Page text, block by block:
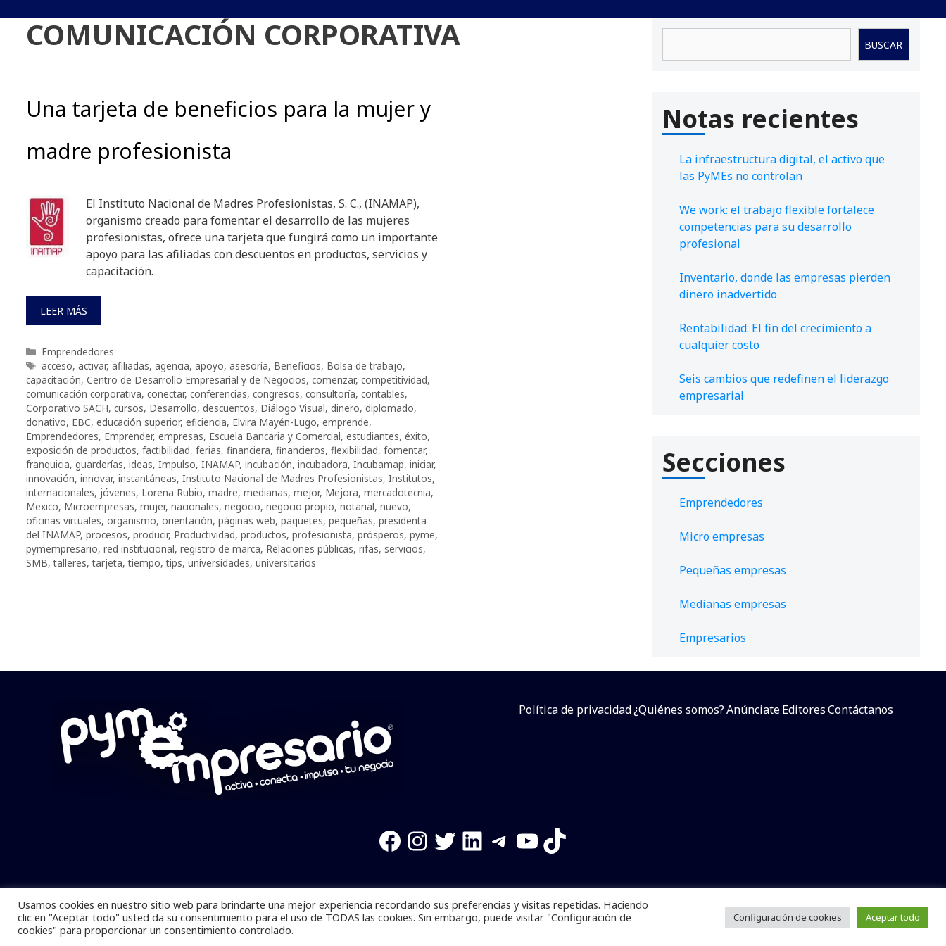
COMUNICACIÓN CORPORATIVA
Una tarjeta de beneficios para la mujer y
madre profesionista
El Instituto Nacional de Madres Profesionistas, S. C., (INAMAP),
organismo creado para fomentar el desarrollo de las mujeres
profesionistas, ofrece una tarjeta que fungirá como un importante
apoyo para las afiliadas con descuentos en productos, servicios y
capacitación.
LEER MÁS
Categorías
Emprendedores
Etiquetas
acceso, activar, afiliadas, agencia, apoyo, asesoría, Beneficios, Bolsa de trabajo,
capacitación, Centro de Desarrollo Empresarial y de Negocios, comenzar, competitividad,
comunicación corporativa, conectar, conferencias, congresos, consultoría, contables,
Corporativo SACH, cursos, Desarrollo, descuentos, Diálogo Visual, dinero, diplomado,
donativo, EBC, educación superior, eficiencia, Elvira Mayén-Lugo, emprende,
Emprendedores, Emprender, empresas, Escuela Bancaria y Comercial, estudiantes, éxito,
exposición de productos, factibilidad, ferias, financiera, financieros, fle­xi­bi­li­dad, fomentar,
franquicia, guarderías, ideas, Impulso, INAMAP, incubación, incubadora, Incubamap, iniciar,
innovación, innovar, instantáneas, Instituto Nacional de Madres Profesionistas, Institutos,
internacionales, jóvenes, Lorena Rubio, madre, medianas, mejor, Mejora, mercadotecnia,
Mexico, Microempresas, mujer, nacionales, negocio, negocio propio, notarial, nuevo,
oficinas virtuales, organismo, orientación, páginas web, paquetes, pequeñas, presidenta
del INAMAP, procesos, producir, Productividad, productos, profesionista, prósperos, pyme,
pymempresario, red institucional, registro de marca, Relaciones públicas, rifas, servicios,
SMB,talleres,tarjeta,tiempo,tips, universidades, universitarios
BUSCAR
Notas recientes
La infraestructura digital, el activo que
las PyMEs no controlan
We work: el trabajo flexible fortalece
competencias para su desarrollo
profesional
Inventario, donde las empresas pierden
dinero inadvertido
Rentabilidad: El fin del crecimiento a
cualquier costo
Seis cambios que redefinen el liderazgo
empresarial
Secciones
Emprendedores
Micro empresas
Pequeñas empresas
Medianas empresas
Empresarios
Política de privacidad¿Quiénes somos?AnúnciateEditoresContáctanos
Facebook
Instagram
Twitter
LinkedIn
Telegram
YouTube
TikTok
Pymempresario © 2025 Todos los derechos reservados. Se prohibe el uso de la información total o parcial sin dar referencia a la fuente.
Desarrollado poryalla ya!
Usamos cookies en nuestro sitio web para brindarte una mejor experiencia recordando sus preferencias y visitas repetidas. Haciendo
clic en "Aceptar todo" usted da su consentimiento para el uso de TODAS las cookies. Sin embargo, puede visitar "Configuración de
cookies" para proporcionar un consentimiento controlado.
Configuración de cookies Aceptar todo